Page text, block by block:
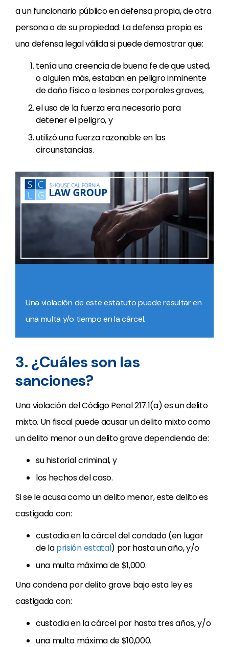
a un funcionario público en defensa propia, de otra
persona o de su propiedad. La defensa propia es
una defensa legal válida si puede demostrar que:
tenía una creencia de buena fe de que usted,
o alguien más, estaban en peligro inminente
de daño físico o lesiones corporales graves,
el uso de la fuerza era necesario para
detener el peligro, y
utilizó una fuerza razonable en las
circunstancias.
Una violación de este estatuto puede resultar en
una multa y/o tiempo en la cárcel.
3. ¿Cuáles son las
sanciones?
Una violación del Código Penal 217.1(a) es un delito
mixto. Un fiscal puede acusar un delito mixto como
un delito menor o un delito grave dependiendo de:
su historial criminal, y
los hechos del caso.
Si se le acusa como un delito menor, este delito es
castigado con:
custodia en la cárcel del condado (en lugar
de laprisión estatal) por hasta un año, y/o
una multa máxima de $1,000.
Una condena por delito grave bajo esta ley es
castigada con:
custodia en la cárcel por hasta tres años, y/o
una multa máxima de $10,000.